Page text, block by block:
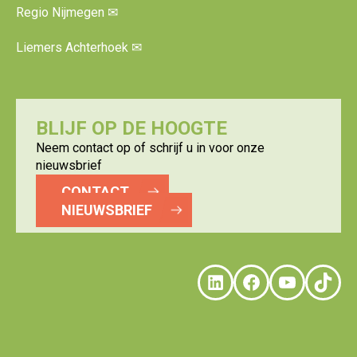
Regio Nijmegen ✉
Liemers Achterhoek ✉
BLIJF OP DE HOOGTE
Neem contact op of schrijf u in voor onze
nieuwsbrief
CONTACT
NIEUWSBRIEF
LinkedIn
Facebook